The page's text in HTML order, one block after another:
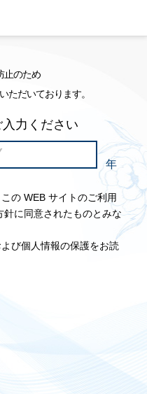
止のため
ただいております。
力ください
年
の WEB サイトのご利用
に同意されたものとみな
び個人情報の保護をお読